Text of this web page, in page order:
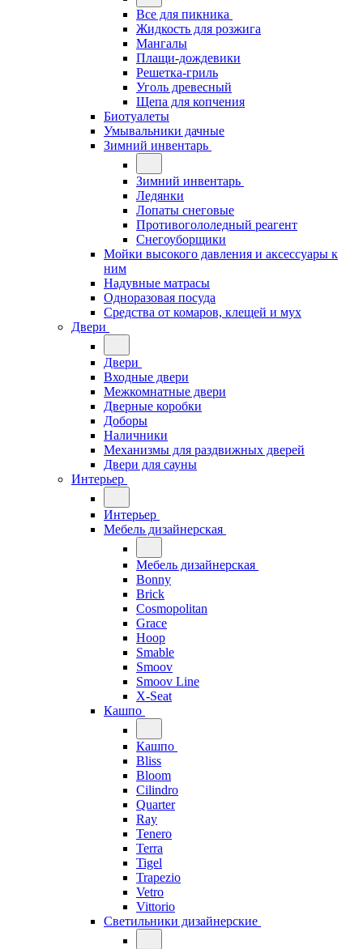
Все для пикника
Жидкость для розжига
Мангалы
Плащи-дождевики
Решетка-гриль
Уголь древесный
Щепа для копчения
Биотуалеты
Умывальники дачные
Зимний инвентарь
Зимний инвентарь
Ледянки
Лопаты снеговые
Противогололедный реагент
Снегоуборщики
Мойки высокого давления и аксессуары к
ним
Надувные матрасы
Одноразовая посуда
Средства от комаров, клещей и мух
Двери
Двери
Входные двери
Межкомнатные двери
Дверные коробки
Доборы
Наличники
Механизмы для раздвижных дверей
Двери для сауны
Интерьер
Интерьер
Мебель дизайнерская
Мебель дизайнерская
Bonny
Brick
Cosmopolitan
Grace
Hoop
Smable
Smoov
Smoov Line
X-Seat
Кашпо
Кашпо
Bliss
Bloom
Cilindro
Quarter
Ray
Tenero
Terra
Tigel
Trapezio
Vetro
Vittorio
Светильники дизайнерские